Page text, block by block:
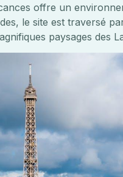
offre un
le site est traversé
paysages des